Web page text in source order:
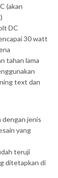
(akan
DC
30 watt
tahan lama
text dan
dengan jenis
yang
teruji
ditetapkan di